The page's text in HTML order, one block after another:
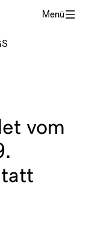
Menü
vom